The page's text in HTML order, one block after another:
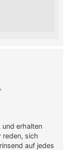
und erhalten
reden, sich
auf jedes